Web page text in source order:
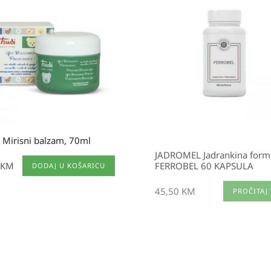
Mirisni balzam, 70ml
KM DODAJ U KOŠARICU
JADROMEL Jadrankina
FERROBEL 60 KAPSULA
45,50 KM PROČITAJ